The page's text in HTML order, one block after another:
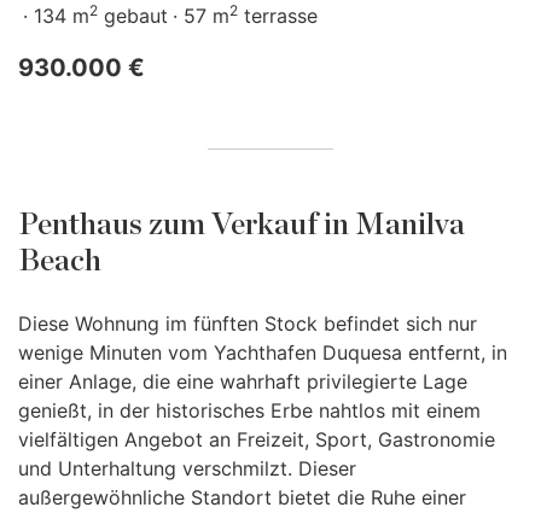
134 m2 gebaut 57 m2 terrasse
930.000 €
Penthaus zum Verkauf in Manilva
Beach
Diese Wohnung im fünften Stock befindet sich nur
wenige Minuten vom Yachthafen Duquesa entfernt, in
einer Anlage, die eine wahrhaft privilegierte Lage
genießt, in der historisches Erbe nahtlos mit einem
vielfältigen Angebot an Freizeit, Sport, Gastronomie
und Unterhaltung verschmilzt. Dieser
außergewöhnliche Standort bietet die Ruhe einer